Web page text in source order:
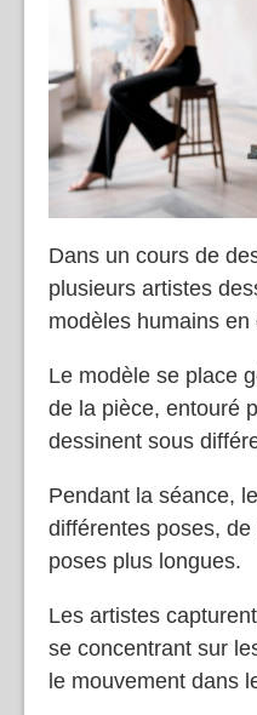
Dans un cours de
plusieurs artistes
modèles humains en
Le modèle se place
de la pièce, entouré
dessinent sous
Pendant la séance,
différentes poses,
poses plus longues.
Les artistes
se concentrant sur
le mouvement dans